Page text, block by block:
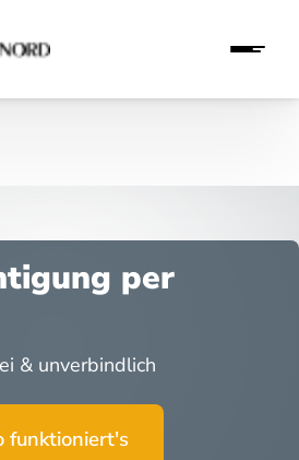
per
& unverbindlich
funktioniert's